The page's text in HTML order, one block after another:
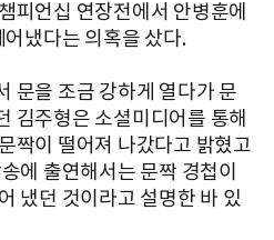
피언십 연장전에서 안병훈에
냈다는 의혹을 샀다.
문을 조금 강하게 열다가 문
김주형은 소셜미디어를 통해
짝이 떨어져 나갔다고 밝혔고
에 출연해서는 문짝 경첩이
냈던 것이라고 설명한 바 있